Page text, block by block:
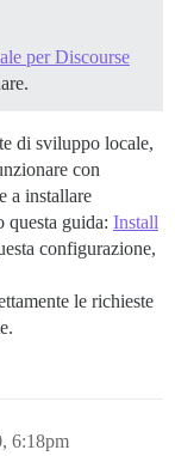
per Discourse
di sviluppo locale,
con
a installare
questa guida: Install
configurazione,
le richieste
6:18pm